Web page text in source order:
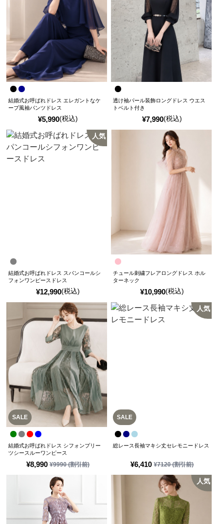
¥5,990(税込)
結婚式お呼ばれドレス エレガントなケ
ープ風袖パンツドレス
¥7,990(税込)
透け袖パール装飾ロングドレス ウエス
トベルト付き
人気
¥12,990(税込)
結婚式お呼ばれドレス スパンコールシ
フォンワンピースドレス
¥10,990(税込)
チュール刺繍フレアロングドレス ホル
ターネック
SALE
¥8,990 ¥9990(割引前)
結婚式お呼ばれドレス シフォンプリー
ツシースルーワンピース
SALE
人気
¥6,410 ¥7120(割引前)
総レース長袖マキシ丈セレモニードレス
人気